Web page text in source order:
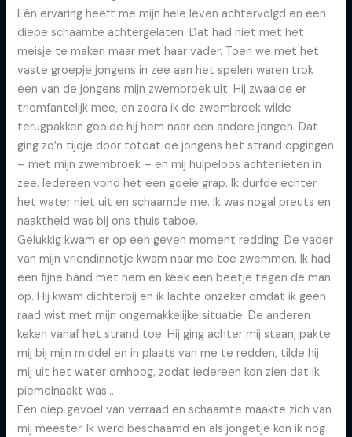
Eén ervaring heeft me mijn hele leven achtervolgd en een
diepe schaamte achtergelaten. Dat had niet met het
meisje te maken maar met haar vader. Toen we met het
vaste groepje jongens in zee aan het spelen waren trok
een van de jongens mijn zwembroek uit. Hij zwaaide er
triomfantelijk mee, en zodra ik de zwembroek wilde
terugpakken gooide hij hem naar een andere jongen. Dat
ging zo’n tijdje door totdat de jongens het strand opgingen
– met mijn zwembroek – en mij hulpeloos achterlieten in
zee. Iedereen vond het een goeie grap. Ik durfde echter
het water niet uit en schaamde me. Ik was nogal preuts en
naaktheid was bij ons thuis taboe.
Gelukkig kwam er op een geven moment redding. De vader
van mijn vriendinnetje kwam naar me toe zwemmen. Ik had
een fijne band met hem en keek een beetje tegen de man
op. Hij kwam dichterbij en ik lachte onzeker omdat ik geen
raad wist met mijn ongemakkelijke situatie. De anderen
keken vanaf het strand toe. Hij ging achter mij staan, pakte
mij bij mijn middel en in plaats van me te redden, tilde hij
mij uit het water omhoog, zodat iedereen kon zien dat ik
piemelnaakt was…
Een diep gevoel van verraad en schaamte maakte zich van
mij meester. Ik werd beschaamd en als jongetje kon ik nog